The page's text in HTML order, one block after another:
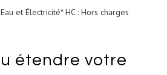
et Électricité* HC : Hors charges